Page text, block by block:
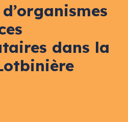
dans la